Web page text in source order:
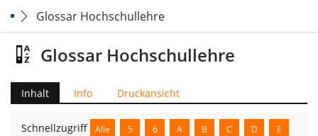
Glossar Hochschullehre
Glossar Hochschullehre
Inhalt Info Druckansicht
Schnellzugriff Alle 5 6 A B C D
E